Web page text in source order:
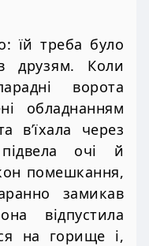
їй треба було
друзям. Коли
ворота
обладнанням
в’їхала через
очі й
помешкання,
замикав
відпустила
на горище і,